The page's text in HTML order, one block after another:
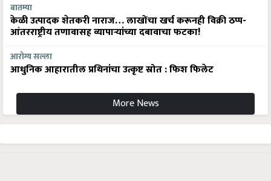
बातम्या
केळी उत्पादक शेतकरी नाराज… लाखोंचा खर्च करूनही विक्री ठप्प-
आंतरराष्ट्रीय तणावासह व्यापाऱ्यांच्या दबावाचा फटका!
आरोग्य सल्ला
आधुनिक आहारातील प्रथिनांचा उत्कृष्ट स्रोत : फिश फिलेट
More News